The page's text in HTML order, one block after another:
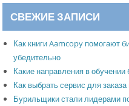
СВЕЖИЕ ЗАПИСИ
Как книги Aamcopy помогают
убедительно
Какие направления в
Как выбрать сервис для
Бурильщики стали лидерами